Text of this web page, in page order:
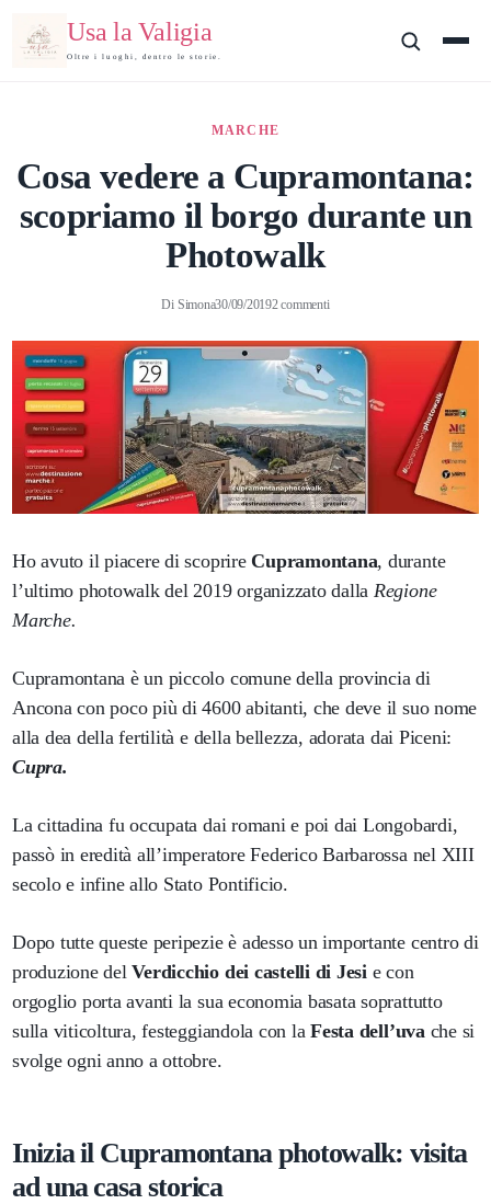
Usa la Valigia
Oltre i luoghi, dentro le storie.
MARCHE
Cosa vedere a Cupramontana:
scopriamo il borgo durante un
Photowalk
Di Simona30/09/20192 commenti
Ho avuto il piacere di scoprire Cupramontana, durante
l’ultimo photowalk del 2019 organizzato dalla Regione
Marche.
Cupramontana è un piccolo comune della provincia di
Ancona con poco più di 4600 abitanti, che deve il suo nome
alla dea della fertilità e della bellezza, adorata dai Piceni:
Cupra.
La cittadina fu occupata dai romani e poi dai Longobardi,
passò in eredità all’imperatore Federico Barbarossa nel XIII
secolo e infine allo Stato Pontificio.
Dopo tutte queste peripezie è adesso un importante centro di
produzione delVerdicchio dei castelli di Jesi e con
orgoglio porta avanti la sua economia basata soprattutto
sulla viticoltura, festeggiandola con laFesta dell’uva che si
svolge ogni anno a ottobre.
Inizia il Cupramontana photowalk: visita
ad una casa storica